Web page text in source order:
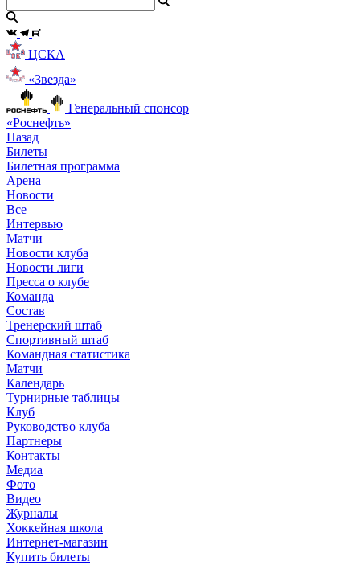
ЦСКА
«Звезда»
Генеральный спонсор
«Роснефть»
Назад
Билеты
Билетная программа
Арена
Новости
Все
Интервью
Матчи
Новости клуба
Новости лиги
Пресса о клубе
Команда
Состав
Тренерский штаб
Спортивный штаб
Командная статистика
Матчи
Календарь
Турнирные таблицы
Клуб
Руководство клуба
Партнеры
Контакты
Медиа
Фото
Видео
Журналы
Хоккейная школа
Интернет-магазин
Купить билеты